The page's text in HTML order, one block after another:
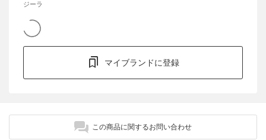
ジーラ
マイブランドに登録
この商品に関するお問い合わせ